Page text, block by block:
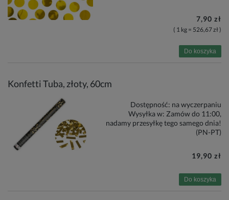
7,90 zł
( 1 kg = 526,67 zł )
Do koszyka
Konfetti Tuba, złoty, 60cm
Dostępność: na wyczerpaniu
Wysyłka w: Zamów do 11:00,
nadamy przesyłkę tego samego dnia!
(PN-PT)
19,90 zł
Do koszyka